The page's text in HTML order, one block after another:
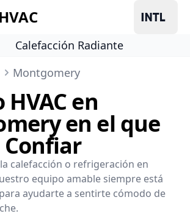
Calefacción Radiante
Montgomery
en
en el que
Confiar
calefacción o refrigeración en
equipo amable siempre está
ayudarte a sentirte cómodo de